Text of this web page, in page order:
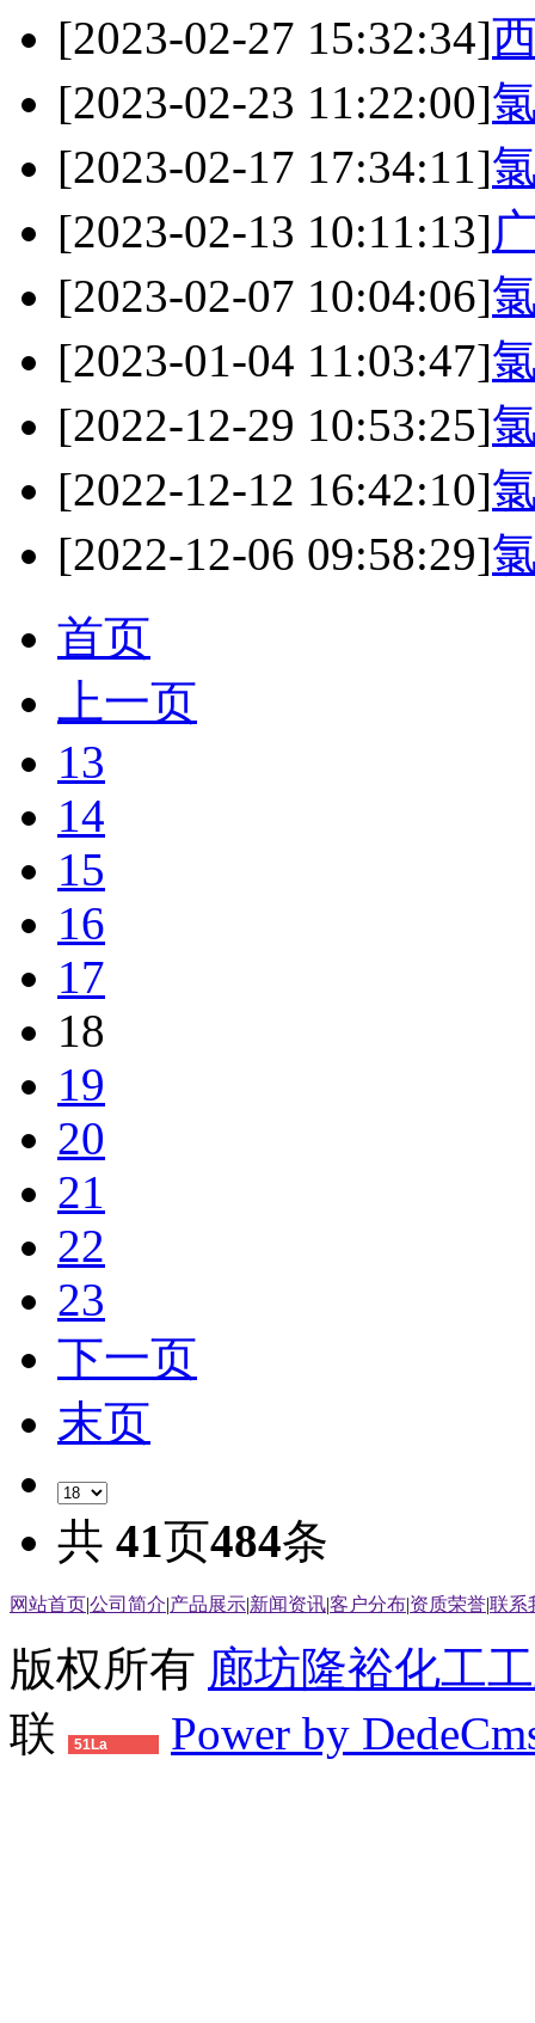
[2023-02-27 15:32:34]
[2023-02-23 11:22:00]
[2023-02-17 17:34:11]
[2023-02-13 10:11:13]
[2023-02-07 10:04:06]
[2023-01-04 11:03:47]
[2022-12-29 10:53:25]
[2022-12-12 16:42:10]
[2022-12-06 09:58:29]
首页
上一页
13
14
15
16
17
18
19
20
21
22
23
下一页
末页
共 41页484条
网站首页|公司简介|产品展示|新闻资讯|客户分布|资质荣誉|联系
版权所有 廊坊隆裕化工
联
51La Power by